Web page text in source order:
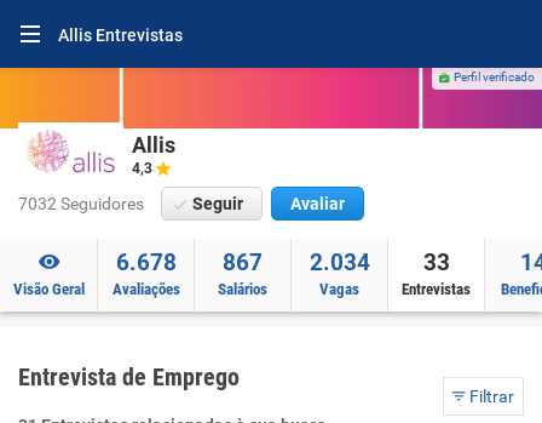
Allis Entrevistas
Perfil verificado
Allis
4,3
7032 Seguidores Seguir Avaliar
Visão Geral
6.678
Avaliações
867
Salários
2.034
Vagas
33
Entrevistas
Entrevista de Emprego
Filtrar